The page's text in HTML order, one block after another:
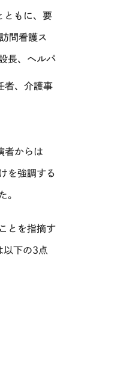
ともに、要
問看護ス
長、ヘルパ
者、介護事
者からは
を強調する
。
とを指摘す
以下の3点